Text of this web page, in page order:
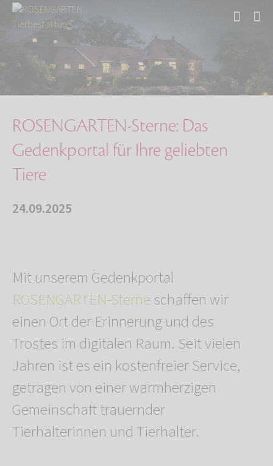
Über uns
Aktuelles
ROSENGARTEN-Sterne: Das Gedenkportal für Ihre…
ROSENGARTEN-Sterne: Das
Gedenkportal für Ihre geliebten
Tiere
24.09.2025
Mit unserem Gedenkportal
ROSENGARTEN-Sterneschaffen wir
einen Ort der Erinnerung und des
Trostes im digitalen Raum. Seit vielen
Jahren ist es ein kostenfreier Service,
getragen von einer warmherzigen
Gemeinschaft trauernder
Tierhalterinnen und Tierhalter.